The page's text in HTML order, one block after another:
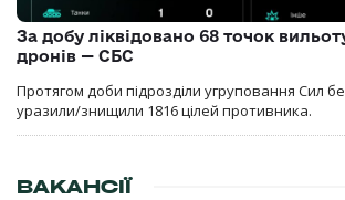
За добу ліквідовано 68 точок
дронів — СБС
Протягом доби підрозділи угруповання Сил
уразили/знищили 1816 цілей противника.
ВАКАНСІЇ